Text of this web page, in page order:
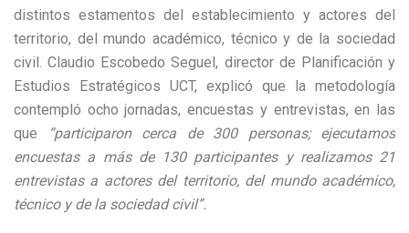
distintos estamentos del establecimiento y actores del
territorio, del mundo académico, técnico y de la sociedad
civil. Claudio Escobedo Seguel, director de Planificación y
Estudios Estratégicos UCT, explicó que la metodología
contempló ocho jornadas, encuestas y entrevistas, en las
que
“participaron cerca de 300 personas; ejecutamos
encuestas a más de 130 participantes y realizamos 21
entrevistas a actores del territorio, del mundo académico,
técnico y de la sociedad civil”.